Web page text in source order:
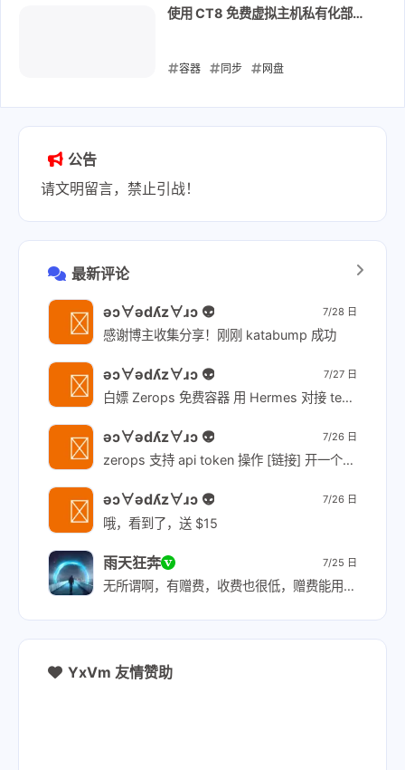
使用 CT8 免费虚拟主机私有化部署
容器 同步 网盘
公告
请文明留言，禁止引战！
最新评论
ǝɔ∀ǝdʎz∀ɹɔ 👽 7/28 日
感谢博主收集分享！刚刚 katabump 成功
ǝɔ∀ǝdʎz∀ɹɔ 👽 7/27 日
白嫖 Zerops 免费容器 用 Hermes 对接 tencent/hy3:free 让 agent 照着教程操作 [链接]
ǝɔ∀ǝdʎz∀ɹɔ 👽 7/26 日
zerops 支持 api token 操作 [链接] 开一个 personal token 告诉你的 agent, 然后所有操作都可以让 agent 来了。操作 github 也可以开 github 的 api token 告诉 你的 agent.
ǝɔ∀ǝdʎz∀ɹɔ 👽 7/26 日
哦，看到了，送 $15
雨天狂奔 7/25 日
无所谓啊，有赠费，收费也很低，赠费能用 10-12 个月
YxVm 友情赞助